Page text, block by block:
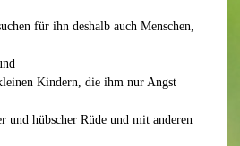
für ihn deshalb auch Menschen,
Kindern, die ihm nur Angst
und hübscher Rüde und mit anderen